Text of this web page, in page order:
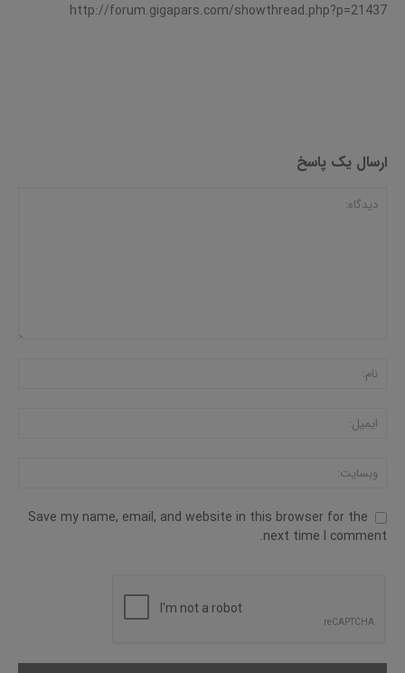
http://forum.gigapars.com/showthread.php?p=21437
ارسال یک پاسخ
Save my name, email, and website in this browser for the
next time I comment.